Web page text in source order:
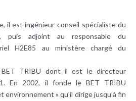
il est ingénieur-conseil spécialiste du
puis adjoint au responsable du
H2E85 au ministère chargé du
TRIBU dont il est le directeur
En 2002, il fonde le BET TRIBU
environnement » qu’il dirige jusqu’à fin